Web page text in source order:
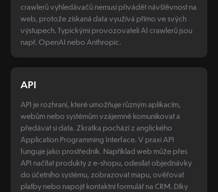
crawlerů vyhledávačů nemusí přivádět návštěvnost na
web, protože získaná data využívá přímo ve svých
výstupech. Typickými provozovateli AI crawlerů jsou
např. OpenAI nebo Anthropic.
API
API je rozhraní, které umožňuje různým aplikacím,
webům nebo systémům vzájemně komunikovat a
předávat si data. Zkratka pochází z anglického
Application Programming Interface. V praxi API
funguje jako prostředník. Například web může přes
API načítat produkty z e-shopu, odesílat objednávky
do účetního systému, zobrazovat mapu, ověřovat
platby nebo napojit kontaktní formulář na CRM. Díky